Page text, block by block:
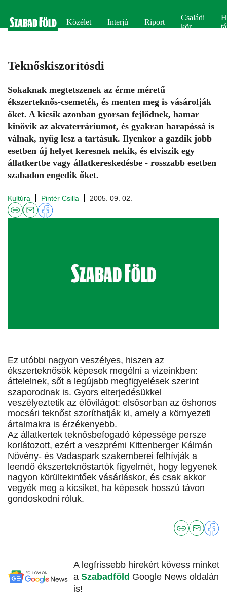
Közélet Interjú Riport
Családi
kör
Teknőskiszorítósdi
Sokaknak megtetszenek az érme méretű
ékszerteknős-csemeték, és menten meg is vásárolják
őket. A kicsik azonban gyorsan fejlődnek, hamar
kinövik az akvaterráriumot, és gyakran harapóssá is
válnak, nyűg lesz a tartásuk. Ilyenkor a gazdik jobb
esetben új helyet keresnek nekik, és elviszik egy
állatkertbe vagy állatkereskedésbe - rosszabb esetben
szabadon engedik őket.
Kultúra Pintér Csilla 2005. 09. 02.
Ez utóbbi nagyon veszélyes, hiszen az
ékszerteknősök képesek megélni a vizeinkben:
áttelelnek, sőt a legújabb megfigyelések szerint
szaporodnak is. Gyors elterjedésükkel
veszélyeztetik az élővilágot: elsősorban az őshonos
mocsári teknőst szoríthatják ki, amely a környezeti
ártalmakra is érzékenyebb.
Az állatkertek teknősbefogadó képessége persze
korlátozott, ezért a veszprémi Kittenberger Kálmán
Növény- és Vadaspark szakemberei felhívják a
leendő ékszerteknőstartók figyelmét, hogy legyenek
nagyon körültekintőek vásárláskor, és csak akkor
vegyék meg a kicsiket, ha képesek hosszú távon
gondoskodni róluk.
A legfrissebb hírekért kövess minket
a Szabadföld Google News oldalán
is!